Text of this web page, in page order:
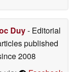
Duy- Editorial
published
2008